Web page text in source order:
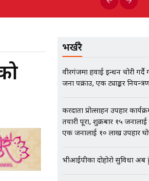
भर्खरै
वीरगंजमा हवाई इन्धन चोरी
जना पक्राउ, एक ट्याङ्कर
करदाता प्रोत्साहन उपहार
तयारी पूरा, शुक्रबार १५
एक जनालाई १० लाख उपहार
भीआईपीका दोहोरो सुविधा